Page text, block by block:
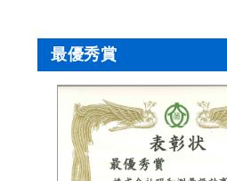
最優秀賞